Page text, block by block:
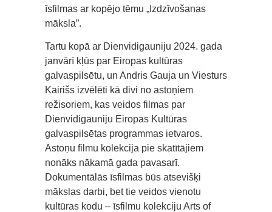
īsfilmas ar kopējo tēmu „Izdzīvošanas
māksla”.
Tartu kopā ar Dienvidigauniju 2024. gada
janvārī kļūs par Eiropas kultūras
galvaspilsētu, un Andris Gauja un Viesturs
Kairišs izvēlēti kā divi no astoņiem
režisoriem, kas veidos filmas par
Dienvidigauniju Eiropas Kultūras
galvaspilsētas programmas ietvaros.
Astoņu filmu kolekcija pie skatītājiem
nonāks nākamā gada pavasarī.
Dokumentālās īsfilmas būs atsevišķi
mākslas darbi, bet tie veidos vienotu
kultūras kodu – īsfilmu kolekciju Arts of